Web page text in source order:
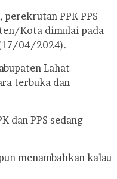
PPK PPS
Kota dimulai pada
(17/04/2024).
Lahat
terbuka dan
dan PPS sedang
menambahkan kalau